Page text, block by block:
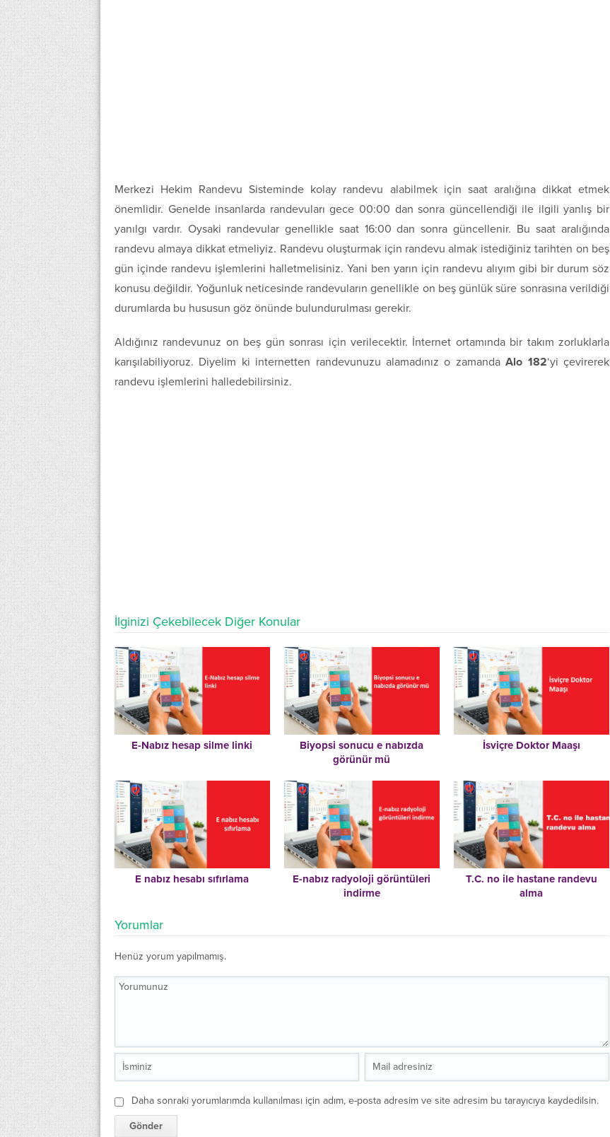
Merkezi Hekim Randevu Sisteminde kolay randevu alabilmek için saat aralığına dikkat etmek
önemlidir. Genelde insanlarda randevuları gece 00:00 dan sonra güncellendiği ile ilgili yanlış bir
yanılgı vardır. Oysaki randevular genellikle saat 16:00 dan sonra güncellenir. Bu saat aralığında
randevu almaya dikkat etmeliyiz. Randevu oluşturmak için randevu almak istediğiniz tarihten on beş
gün içinde randevu işlemlerini halletmelisiniz. Yani ben yarın için randevu alıyım gibi bir durum söz
konusu değildir. Yoğunluk neticesinde randevuların genellikle on beş günlük süre sonrasına verildiği
durumlarda bu hususun göz önünde bulundurulması gerekir.
Aldığınız randevunuz on beş gün sonrası için verilecektir. İnternet ortamında bir takım zorluklarla
karışılabiliyoruz. Diyelim ki internetten randevunuzu alamadınız o zamandaAlo 182‘yi çevirerek
randevu işlemlerini halledebilirsiniz.
İlginizi Çekebilecek Diğer Konular
E-Nabız hesap silme linki
Biyopsi sonucu e nabızda
görünür mü
İsviçre Doktor Maaşı
E nabız hesabı sıfırlama
E-nabız radyoloji görüntüleri
indirme
T.C. no ile hastane randevu
alma
Yorumlar
Henüz yorum yapılmamış.
Daha sonraki yorumlarımda kullanılması için adım, e-posta adresim ve site adresim bu tarayıcıya kaydedilsin.